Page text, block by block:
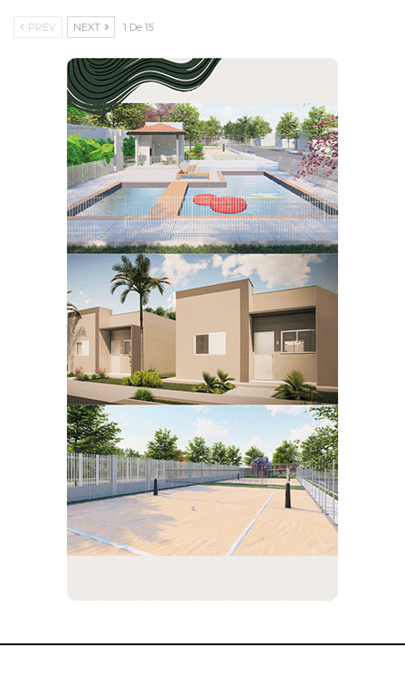
PREV NEXT 1 De 15